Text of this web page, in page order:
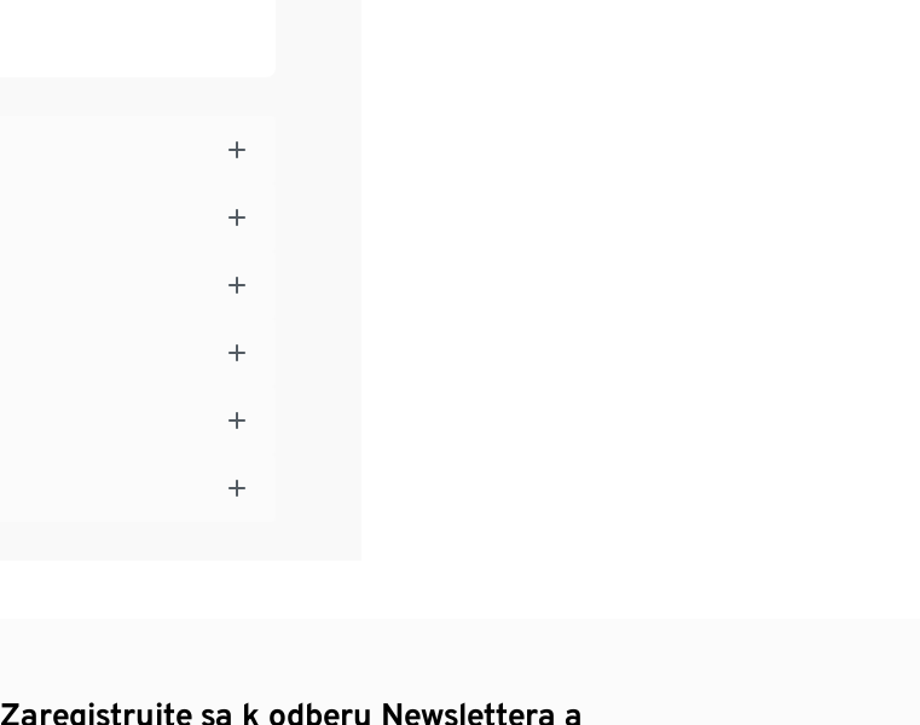
Zaregistrujte sa k odberu Newslettera a